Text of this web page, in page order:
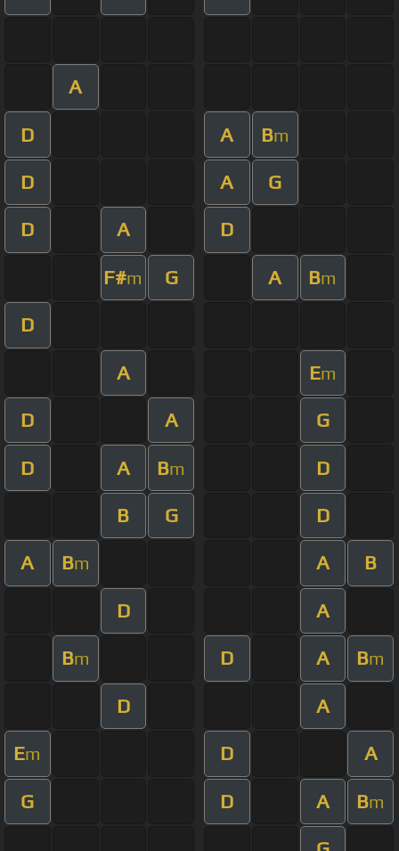
A
D A Bm
D A G
D A D
F#m G A Bm
D
A Em
D A G
D A Bm D
B G D
A Bm A B
D A
Bm D A Bm
D A
Em D A
G D A Bm